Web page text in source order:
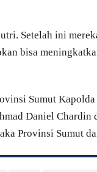
Setelah ini
bisa
Sumut
Daniel
Provinsi Sumut